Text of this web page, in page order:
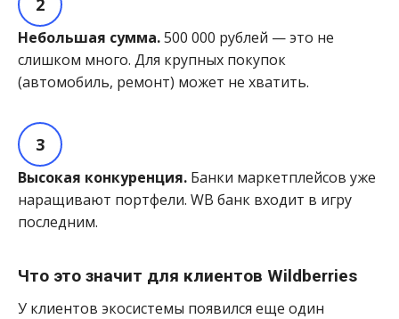
Небольшая сумма.500 000 рублей — это не
слишком много. Для крупных покупок
(автомобиль, ремонт) может не хватить.
Высокая конкуренция. Банки маркетплейсов уже
наращивают портфели. WB банк входит в игру
последним.
Что это значит для клиентов Wildberries
У клиентов экосистемы появился еще один